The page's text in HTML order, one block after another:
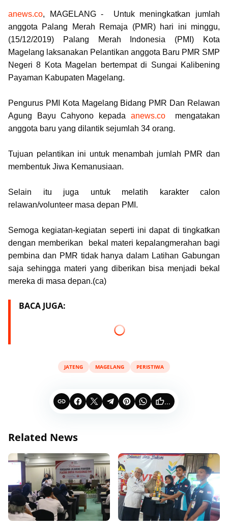
anews.co, MAGELANG - Untuk meningkatkan jumlah
anggota Palang Merah Remaja (PMR) hari ini minggu,
(15/12/2019) Palang Merah Indonesia (PMI) Kota
Magelang laksanakan Pelantikan anggota Baru PMR SMP
Negeri 8 Kota Magelan bertempat di Sungai Kalibening
Payaman Kabupaten Magelang.
Pengurus PMI Kota Magelang Bidang PMR Dan Relawan
Agung Bayu Cahyono kepada anews.comengatakan
anggota baru yang dilantik sejumlah 34 orang.
Tujuan pelantikan ini untuk menambah jumlah PMR dan
membentuk Jiwa Kemanusiaan.
Selain itu juga untuk melatih karakter calon
relawan/volunteer masa depan PMI.
Semoga kegiatan-kegiatan seperti ini dapat di tingkatkan
dengan memberikan bekal materi kepalangmerahan bagi
pembina dan PMR tidak hanya dalam Latihan Gabungan
saja sehingga materi yang diberikan bisa menjadi bekal
mereka di masa depan.(ca)
BACA JUGA:
JATENG MAGELANG PERISTIWA
...
Related News